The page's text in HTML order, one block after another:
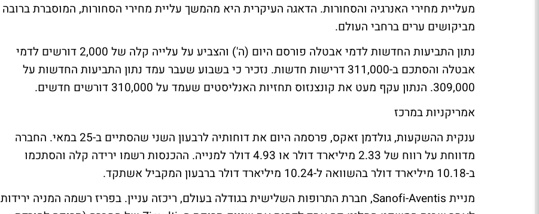
מעליית מחירי האנרגיה והסחורות. הדאגה העיקרית היא מהמשך עליית מחירי הסחורות, המוסברת ברובה
מביקושים ערים ברחבי העולם.
נתון התביעות החדשות לדמי אבטלה פורסם היום (ה') והצביע על עלייה קלה של 2,000 דורשים לדמי
אבטלה והסתכם ב-311,000 דרישות חדשות. נזכיר כי בשבוע שעבר עמד נתון התביעות החדשות על
309,000. הנתון עקף מעט את קונצנזוס תחזיות האנליסטים שעמד על 310,000 דורשים חדשים.
אמריקניות במרכז
ענקית ההשקעות, גולדמן זאקס, פרסמה היום את דוחותיה לרבעון השני שהסתיים ב-25 במאי. החברה
מדווחת על רווח של 2.33 מיליארד דולר או 4.93 דולר למנייה. ההכנסות רשמו ירידה קלה והסתכמו
ב-10.18 מיליארד דולר בהשוואה ל-10.24 מיליארד דולר ברבעון המקביל אשתקד.
מניית Sanofi-Aventis, חברת התרופות השלישית בגודלה בעולם, ריכזה עניין. בפריז רשמה המניה ירידות